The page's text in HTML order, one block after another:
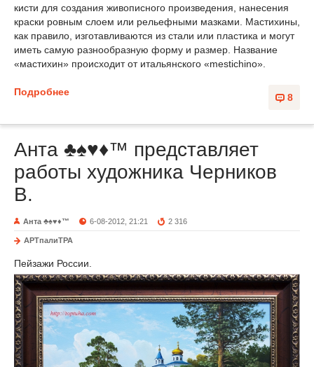
кисти для создания живописного произведения, нанесения
краски ровным слоем или рельефными мазками. Мастихины,
как правило, изготавливаются из стали или пластика и могут
иметь самую разнообразную форму и размер. Название
«мастихин» происходит от итальянского «mestichino».
8
Подробнее
Анта ♣♠♥♦™ представляет
работы художника Черников
В.
Анта ♣♠♥♦™ 6-08-2012, 21:21 2 316
АРТпалиТРА
Пейзажи России.